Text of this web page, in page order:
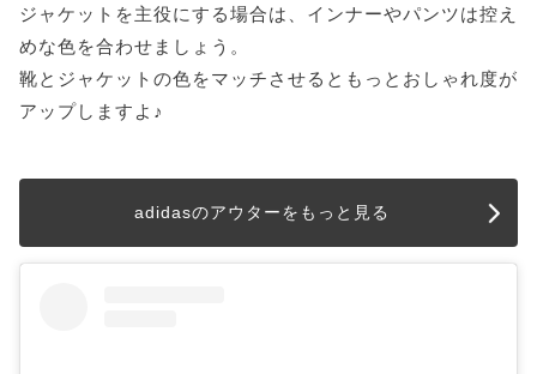
ジャケットを主役にする場合は、インナーやパンツは控え
めな色を合わせましょう。
靴とジャケットの色をマッチさせるともっとおしゃれ度が
アップしますよ♪
adidasのアウターをもっと見る